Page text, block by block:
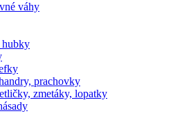
váhy
hubky
prachovky
zmetáky, lopatky